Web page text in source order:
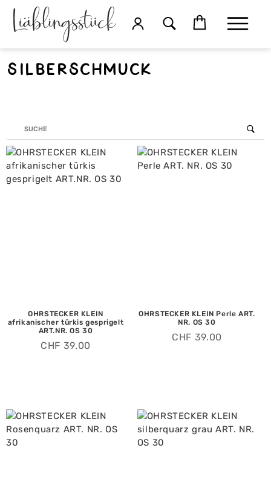
Silberschmuck
OHRSTECKER KLEIN
afrikanischer türkis gesprigelt
ART.NR. OS 30
CHF 39.00
OHRSTECKER KLEIN Perle ART.
NR. OS 30
CHF 39.00